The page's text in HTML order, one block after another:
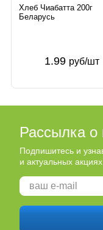
Хлеб Чиабатта 200г
Беларусь
1.99 руб/шт
Рассылка о
Подпишитесь и
и актуальных акциях